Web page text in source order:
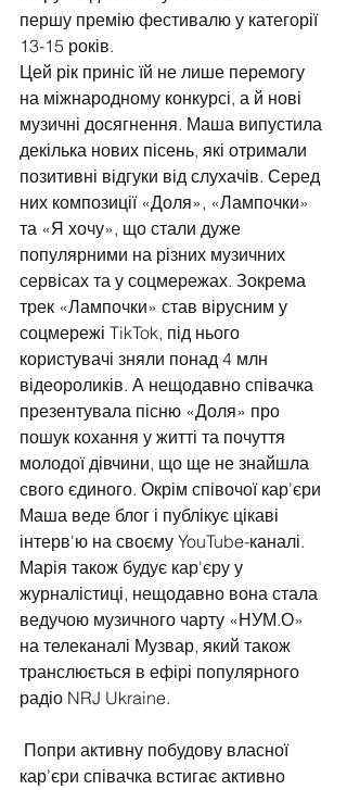
першу премію фестивалю у категорії
13-15 років.
Цей рік приніс їй не лише перемогу
на міжнародному конкурсі, а й нові
музичні досягнення. Маша випустила
декілька нових пісень, які отримали
позитивні відгуки від слухачів. Серед
них композиції «Доля», «Лампочки»
та «Я хочу», що стали дуже
популярними на різних музичних
сервісах та у соцмережах. Зокрема
трек «Лампочки» став вірусним у
соцмережі TikTok, під нього
користувачі зняли понад 4 млн
відеороликів. А нещодавно співачка
презентувала пісню «Доля» про
пошук кохання у житті та почуття
молодої дівчини, що ще не знайшла
свого єдиного. Окрім співочої кар’єри
Маша веде блог і публікує цікаві
інтерв'ю на своєму YouTube-каналі.
Марія також будує кар'єру у
журналістиці, нещодавно вона стала
ведучою музичного чарту «НУМ.О»
на телеканалі Музвар, який також
транслюється в ефірі популярного
радіо NRJ Ukraine.
кар’єри співачка встигає активно